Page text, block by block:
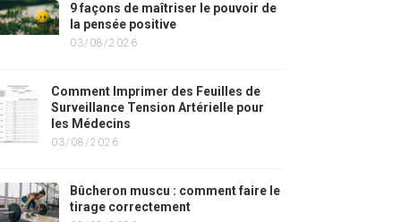
9 façons de maîtriser le pouvoir de
la pensée positive
03/08/2026
Comment Imprimer des Feuilles de
Surveillance Tension Artérielle pour
les Médecins
03/08/2026
Bûcheron muscu : comment faire le
tirage correctement